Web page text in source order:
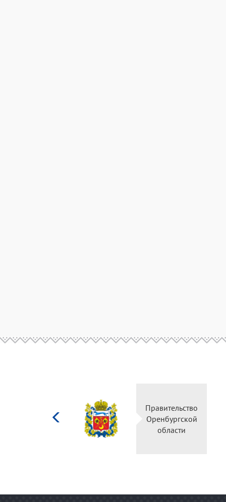
Правительство
Оренбургской
области